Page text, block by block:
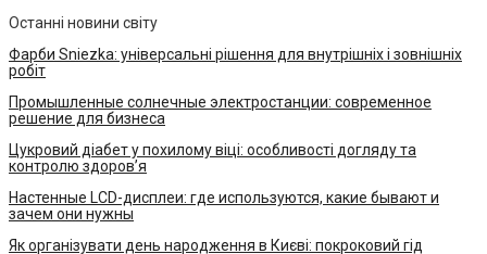
Останні новини світу
Фарби Sniezka: універсальні рішення для внутрішніх і зовнішніх
робіт
Промышленные солнечные электростанции: современное
решение для бизнеса
Цукровий діабет у похилому віці: особливості догляду та
контролю здоров’я
Настенные LCD-дисплеи: где используются, какие бывают и
зачем они нужны
Як організувати день народження в Києві: покроковий гід